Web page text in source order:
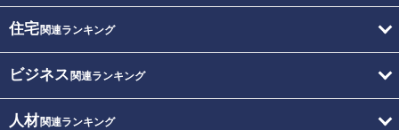
住宅関連ランキング
ビジネス 関連ランキング
人材関連ランキング